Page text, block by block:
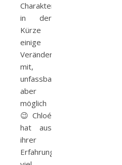
Charaktere
in der
Kürze
einige
Veränderungen
mit,
unfassbar
aber
möglich
😉 Chloé
hat aus
ihrer
Erfahrung